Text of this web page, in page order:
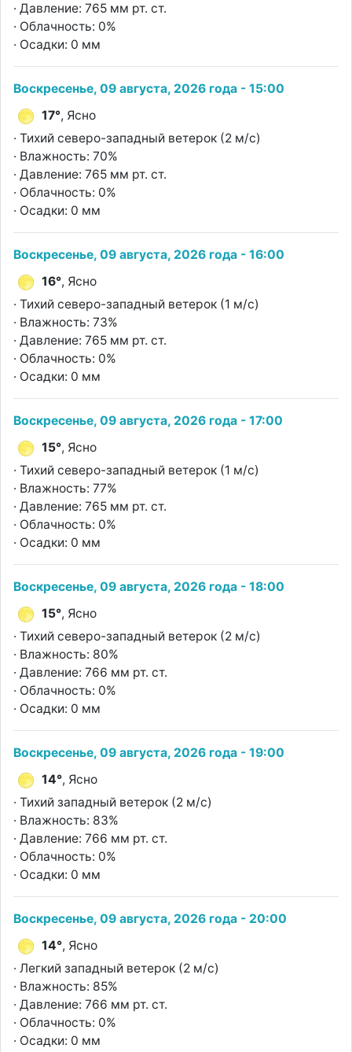
· Давление: 765 мм рт. ст.
· Облачность: 0%
· Осадки: 0 мм
Воскресенье, 09 августа, 2026 года - 15:00
17°, Ясно
· Тихий северо-западный ветерок (2 м/с)
· Влажность: 70%
· Давление: 765 мм рт. ст.
· Облачность: 0%
· Осадки: 0 мм
Воскресенье, 09 августа, 2026 года - 16:00
16°, Ясно
· Тихий северо-западный ветерок (1 м/с)
· Влажность: 73%
· Давление: 765 мм рт. ст.
· Облачность: 0%
· Осадки: 0 мм
Воскресенье, 09 августа, 2026 года - 17:00
15°, Ясно
· Тихий северо-западный ветерок (1 м/с)
· Влажность: 77%
· Давление: 765 мм рт. ст.
· Облачность: 0%
· Осадки: 0 мм
Воскресенье, 09 августа, 2026 года - 18:00
15°, Ясно
· Тихий северо-западный ветерок (2 м/с)
· Влажность: 80%
· Давление: 766 мм рт. ст.
· Облачность: 0%
· Осадки: 0 мм
Воскресенье, 09 августа, 2026 года - 19:00
14°, Ясно
· Тихий западный ветерок (2 м/с)
· Влажность: 83%
· Давление: 766 мм рт. ст.
· Облачность: 0%
· Осадки: 0 мм
Воскресенье, 09 августа, 2026 года - 20:00
14°, Ясно
· Легкий западный ветерок (2 м/с)
· Влажность: 85%
· Давление: 766 мм рт. ст.
· Облачность: 0%
· Осадки: 0 мм